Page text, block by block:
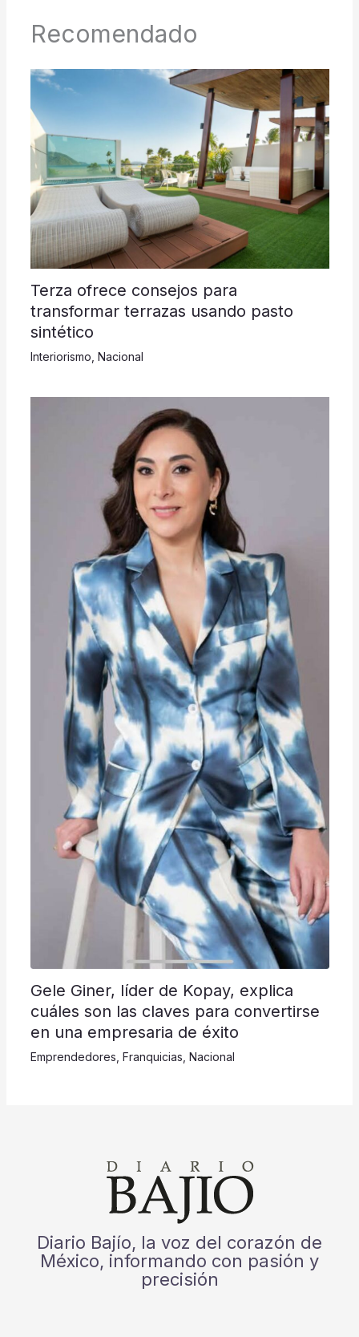
Recomendado
Terza ofrece consejos para
transformar terrazas usando pasto
sintético
Interiorismo Nacional
Gele Giner, líder de Kopay, explica
cuáles son las claves para convertirse
en una empresaria de éxito
Emprendedores Franquicias Nacional
Diario Bajío, la voz del corazón de
México, informando con pasión y
precisión